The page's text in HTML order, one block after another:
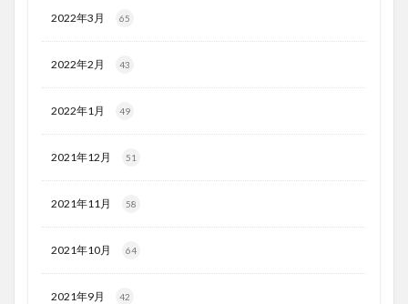
2022年3月 65
2022年2月 43
2022年1月 49
2021年12月 51
2021年11月 58
2021年10月 64
2021年9月 42